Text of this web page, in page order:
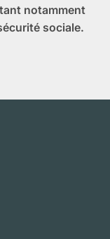
notamment
sociale.